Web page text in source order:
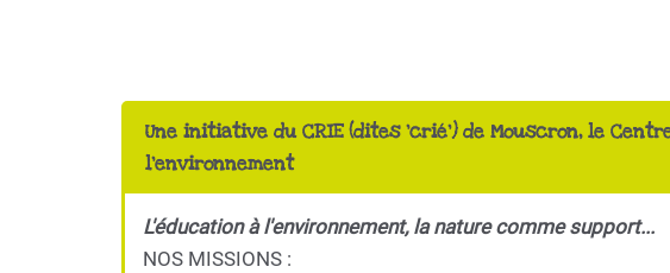
Une initiative du CRIE (dites 'crié') de Mouscron, le
l'environnement
L'éducation à l'environnement, la nature comme support...
NOS MISSIONS :